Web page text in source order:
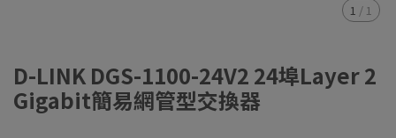
1 / 1
D-LINK DGS-1100-24V2 24埠Layer 2
Gigabit簡易網管型交換器